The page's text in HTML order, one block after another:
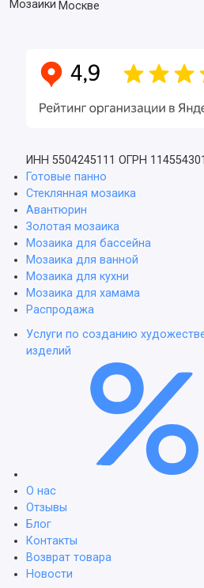
Москве
ИНН 5504245111 ОГРН
Готовые панно
Стеклянная мозаика
Авантюрин
Золотая мозаика
Мозаика для бассейна
Мозаика для ванной
Мозаика для кухни
Мозаика для хамама
Распродажа
Услуги по созданию
изделий
О нас
Отзывы
Блог
Контакты
Возврат товара
Новости